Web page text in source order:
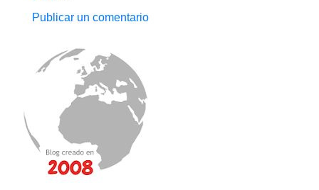
Publicar un comentario